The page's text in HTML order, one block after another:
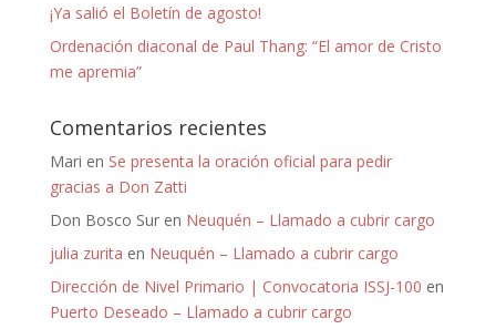
¡Ya salió el Boletín de agosto!
Ordenación diaconal de Paul Thang: “El amor de Cristo
me apremia”
Comentarios recientes
Mari en Se presenta la oración oficial para pedir
gracias a Don Zatti
Don Bosco Suren Neuquén – Llamado a cubrir cargo
julia zurita en Neuquén – Llamado a cubrir cargo
Dirección de Nivel Primario | Convocatoria ISSJ-100 en
Puerto Deseado – Llamado a cubrir cargo